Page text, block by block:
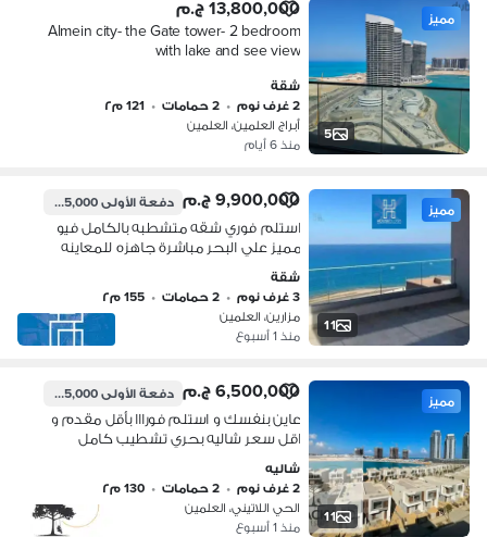
5
مميز 13,800,000 ج.م
Almein city- the Gate tower- 2 bedroom
with lake and see view
شقة
2 غرف نوم
• 2 حمامات • 121 م٢
أبراج العلمين، العلمين
منذ 6 أيام
11
مميز 9,900,000 ج.م دفعة الأولى495,000 ج.م
استلم فوري شقه متشطبه بالكامل فيو
مميز علي البحر مباشرة جاهزه للمعاينه
الفوريه للبيع بأقل سعر في مزارين العلمين
الجديده Mazarine New Alamein
شقة
3 غرف نوم
• 2 حمامات • 155 م٢
مزارين، العلمين
منذ 1 أسبوع
11
مميز 6,500,000 ج.م دفعة الأولى325,000 ج.م
عاين بنفسك و استلم فورااا بأقل مقدم و
اقل سعر شاليه بحري تشطيب كامل
عالفرش بالحي اللاتيني العلمين
شاليه
2 غرف نوم
• 2 حمامات • 130 م٢
الحي اللاتيني، العلمين
منذ 1 أسبوع